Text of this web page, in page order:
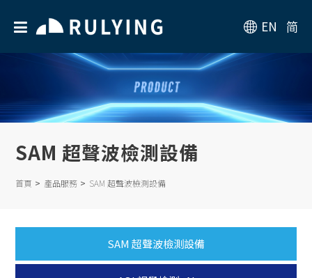
EN 简
SAM 超聲波檢測設備
首頁 產品服務 SAM 超聲波檢測設備
SAM 超聲波檢測設備